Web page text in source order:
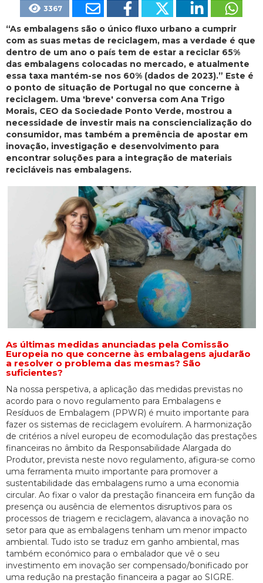
3367
“As embalagens são o único fluxo urbano a cumprir
com as suas metas de reciclagem, mas a verdade é que
dentro de um ano o país tem de estar a reciclar 65%
das embalagens colocadas no mercado, e atualmente
essa taxa mantém-se nos 60% (dados de 2023).” Este é
o ponto de situação de Portugal no que concerne à
reciclagem. Uma 'breve' conversa com Ana Trigo
Morais, CEO da Sociedade Ponto Verde, mostrou a
necessidade de investir mais na consciencialização do
consumidor, mas também a premência de apostar em
inovação, investigação e desenvolvimento para
encontrar soluções para a integração de materiais
recicláveis nas embalagens.
As últimas medidas anunciadas pela Comissão
Europeia no que concerne às embalagens ajudarão
a resolver o problema das mesmas? São
suficientes?
Na nossa perspetiva, a aplicação das medidas previstas no
acordo para o novo regulamento para Embalagens e
Resíduos de Embalagem (PPWR) é muito importante para
fazer os sistemas de reciclagem evoluírem. A harmonização
de critérios a nível europeu de ecomodulação das prestações
financeiras no âmbito da Responsabilidade Alargada do
Produtor, prevista neste novo regulamento, afigura-se como
uma ferramenta muito importante para promover a
sustentabilidade das embalagens rumo a uma economia
circular. Ao fixar o valor da prestação financeira em função da
presença ou ausência de elementos disruptivos para os
processos de triagem e reciclagem, alavanca a inovação no
setor para que as embalagens tenham um menor impacto
ambiental. Tudo isto se traduz em ganho ambiental, mas
também económico para o embalador que vê o seu
investimento em inovação ser compensado/bonificado por
uma redução na prestação financeira a pagar ao SIGRE.